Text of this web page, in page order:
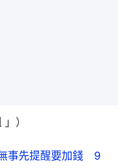
）
事先提醒要加錢 9